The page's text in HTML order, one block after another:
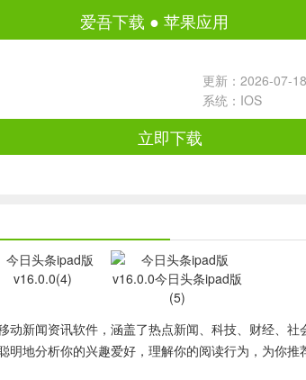
爱吾下载 ● 苹果应用
更新：2026-07-18
系统：IOS
立即下载
动新闻资讯软件，涵盖了热点新闻、科技、财经、
地分析你的兴趣爱好，理解你的阅读行为，为你